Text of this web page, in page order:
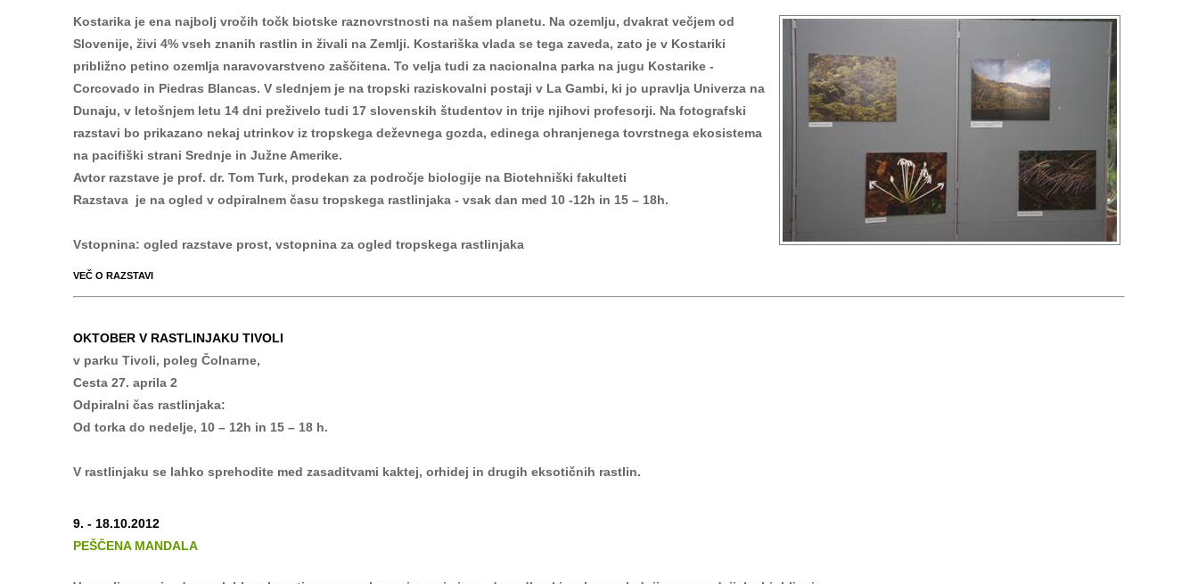
Kostarika je ena najbolj vročih točk biotske raznovrstnosti na našem planetu. Na ozemlju, dvakrat večjem od
Slovenije, živi 4% vseh znanih rastlin in živali na Zemlji. Kostariška vlada se tega zaveda, zato je v Kostariki
približno petino ozemlja naravovarstveno zaščitena. To velja tudi za nacionalna parka na jugu Kostarike -
Corcovado in Piedras Blancas. V slednjem je na tropski raziskovalni postaji v La Gambi, ki jo upravlja Univerza na
Dunaju, v letošnjem letu 14 dni preživelo tudi 17 slovenskih študentov in trije njihovi profesorji. Na fotografski
razstavi bo prikazano nekaj utrinkov iz tropskega deževnega gozda, edinega ohranjenega tovrstnega ekosistema
na pacifiški strani Srednje in Južne Amerike.
Avtor razstave je prof. dr. Tom Turk, prodekan za področje biologije na Biotehniški fakulteti
Razstava je na ogled v odpiralnem času tropskega rastlinjaka - vsak dan med 10 -12h in 15 – 18h.
Vstopnina: ogled razstave prost, vstopnina za ogled tropskega rastlinjaka
VEČ O RAZSTAVI
OKTOBER V RASTLINJAKU TIVOLI
v parku Tivoli, poleg Čolnarne,
Cesta 27. aprila 2
Odpiralni čas rastlinjaka:
Od torka do nedelje, 10 – 12h in 15 – 18 h.
V rastlinjaku se lahko sprehodite med zasaditvami kaktej, orhidej in drugih eksotičnih rastlin.
9. - 18.10.2012
PEŠČENA MANDALA